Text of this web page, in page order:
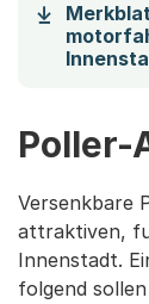
Poller-
Versenkbare
attraktiven,
Innenstadt.
folgend